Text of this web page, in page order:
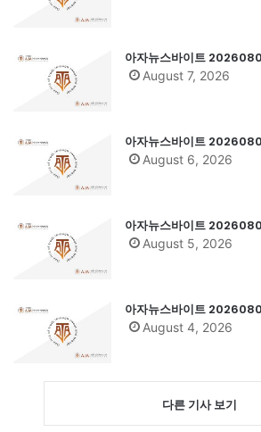
아자뉴스바이트
August 7, 2026
아자뉴스바이트
August 6, 2026
아자뉴스바이트
August 5, 2026
아자뉴스바이트
August 4, 2026
다른 기사 보기